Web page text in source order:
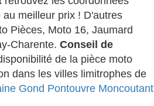
meilleur prix ! D'autres
Pièces, Moto 16, Jaumard
Charente. Conseil de
de la pièce moto
dans les villes limitrophes de
Gond Pontouvre Moncoutant